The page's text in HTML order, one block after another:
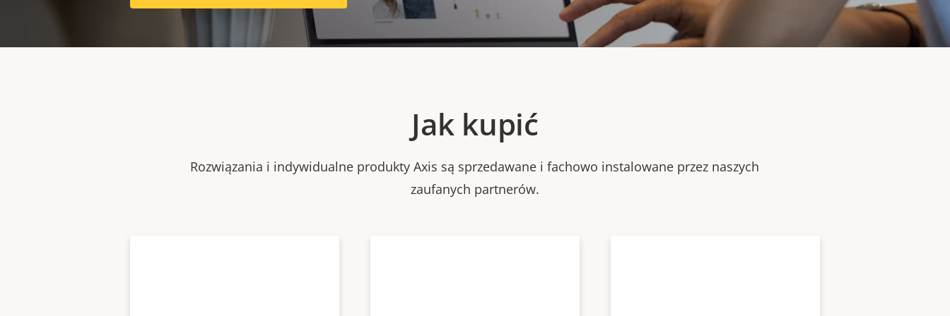
Jak kupić
Rozwiązania i indywidualne produkty Axis są sprzedawane i fachowo instalowane przez naszych
zaufanych partnerów.